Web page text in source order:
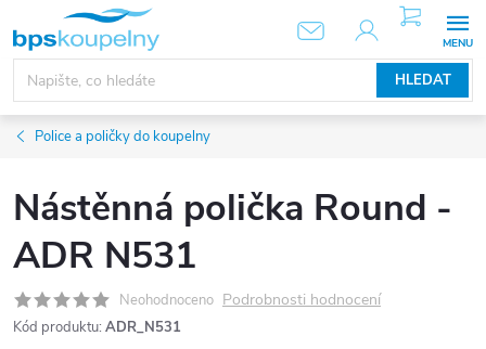
obsah
HLEDAT
NÁKUPNÍ
KOŠÍK
Police a poličky do koupelny
Nástěnná polička Round -
ADR N531
Neohodnoceno Podrobnosti hodnocení
Kód produktu: ADR_N531